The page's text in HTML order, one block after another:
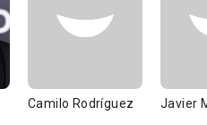
Camilo Rodríguez Javier